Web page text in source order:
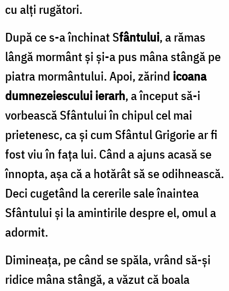
cu alţi rugători.
După ce s-a închinat Sfântului,a rămas
lângă mormânt şi şi-a pus mâna stângă pe
piatra mormântului. Apoi, zărind icoana
dumnezeiescului ierarh, a început să-i
vorbească Sfântului în chipul cel mai
prietenesc, ca şi cum Sfântul Grigorie ar fi
fost viu în faţa lui. Când a ajuns acasă se
înnopta, aşa că a hotărât să se odihnească.
Deci cugetând la cererile sale înaintea
Sfântului şi la amintirile despre el, omul a
adormit.
Dimineaţa, pe când se spăla, vrând să-şi
ridice mâna stângă, a văzut că boala